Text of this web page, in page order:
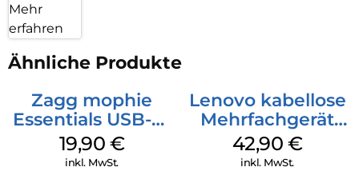
Mehr
erfahren
Ähnliche Produkte
Zagg mophie
Essentials USB-C-
20W Charger PD
Weiß
19,90 €
inkl. MwSt.
Lenovo kabellose
Mehrfachgerät
Luna Grey
42,90 €
inkl. MwSt.